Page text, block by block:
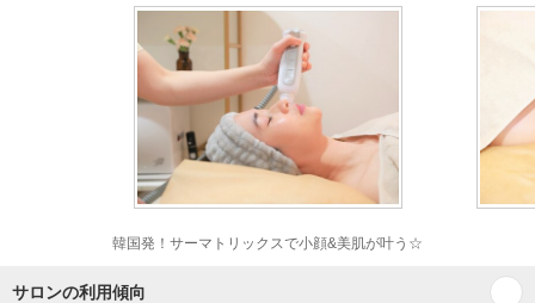
韓国発！サーマトリックスで小顔&美肌が叶う☆
サロンの利用傾向